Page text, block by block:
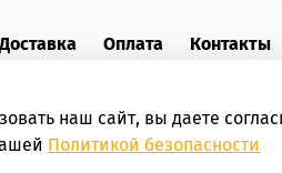
Доставка Оплата Контакты
наш сайт, вы даете
Политикой безопасности